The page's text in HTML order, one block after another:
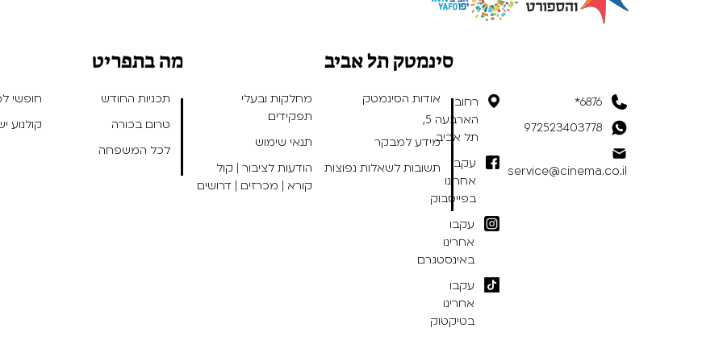
6876*
972523403778
service@cinema.co.il
רחוב
הארבעה 5,
תל אביב
עקבו
אחרינו
בפייסבוק
עקבו
אחרינו
באינסטגרם
עקבו
אחרינו
בטיקטוק
סינמטק תל אביב
אודות הסינמטק
מחלקות ובעלי
תפקידים
מידע למבקר
תנאי שימוש
תשובות לשאלות נפוצות
הודעות לציבור | קול
קורא | מכרזים | דרושים
מה בתפריט
תכניות החודש
חופשי
טרום בכורה
קולנוע
לכל המשפחה